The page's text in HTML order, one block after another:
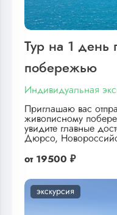
Тур на 1 день
побережью
Индивидуальная
Приглашаю вас
живописному
увидите главные
Дюрсо,
от 19500 ₽
экскурсия